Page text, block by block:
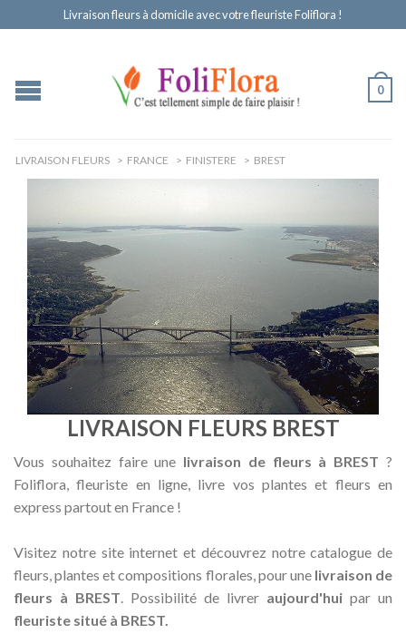
Livraison fleurs à domicile avec votre fleuriste Foliflora !
0
LIVRAISON FLEURS > FRANCE > FINISTERE > BREST
LIVRAISON FLEURS BREST
Vous souhaitez faire une livraison de fleurs à BREST ?
Foliflora, fleuriste en ligne, livre vos plantes et fleurs en
express partout en France !
Visitez notre site internet et découvrez notre catalogue de
fleurs, plantes et compositions florales, pour une livraison de
fleurs à BREST. Possibilité de livrer aujourd'hui par un
fleuriste situé à BREST.